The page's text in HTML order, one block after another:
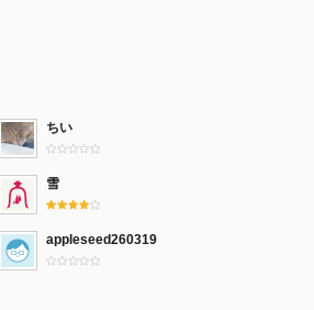
ちい
雪
appleseed260319